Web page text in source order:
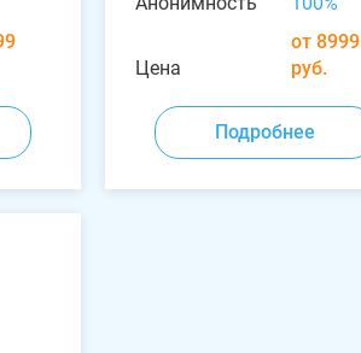
Цена
от 8999
руб.
Подробнее